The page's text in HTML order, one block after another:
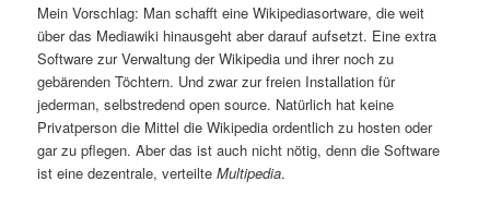
Mein Vorschlag: Man schafft eine Wikipediasortware, die weit
über das Mediawiki hinausgeht aber darauf aufsetzt. Eine extra
Software zur Verwaltung der Wikipedia und ihrer noch zu
gebärenden Töchtern. Und zwar zur freien Installation für
jederman, selbstredend open source. Natürlich hat keine
Privatperson die Mittel die Wikipedia ordentlich zu hosten oder
gar zu pflegen. Aber das ist auch nicht nötig, denn die Software
ist eine dezentrale, verteilteMultipedia.